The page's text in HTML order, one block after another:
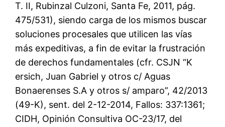
T. II, Rubinzal Culzoni, Santa Fe, 2011, pág.
475/531), siendo carga de los mismos buscar
soluciones procesales que utilicen las vías
más expeditivas, a fin de evitar la frustración
de derechos fundamentales (cfr. CSJN “K
ersich, Juan Gabriel y otros c/ Aguas
Bonaerenses S.A y otros s/ amparo”, 42/2013
(49-K), sent. del 2-12-2014, Fallos: 337:1361;
CIDH, Opinión Consultiva OC-23/17, del